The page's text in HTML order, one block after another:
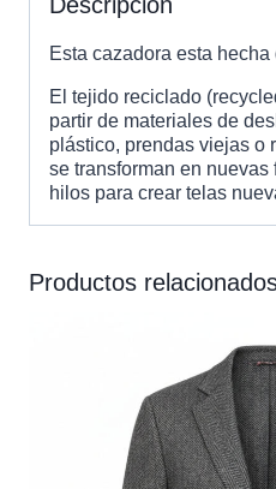
Esta cazadora esta
El tejido reciclado
partir de materiales de
plástico, prendas viejas o
se transforman en
hilos para crear telas
Productos